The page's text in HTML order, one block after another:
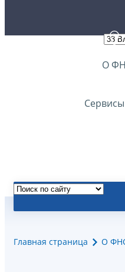
О
Сервисы
Главная страница О